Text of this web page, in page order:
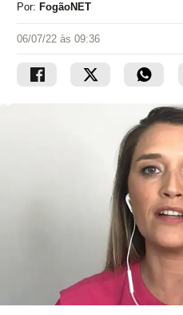
Por: FogãoNET
06/07/22 às 09:36